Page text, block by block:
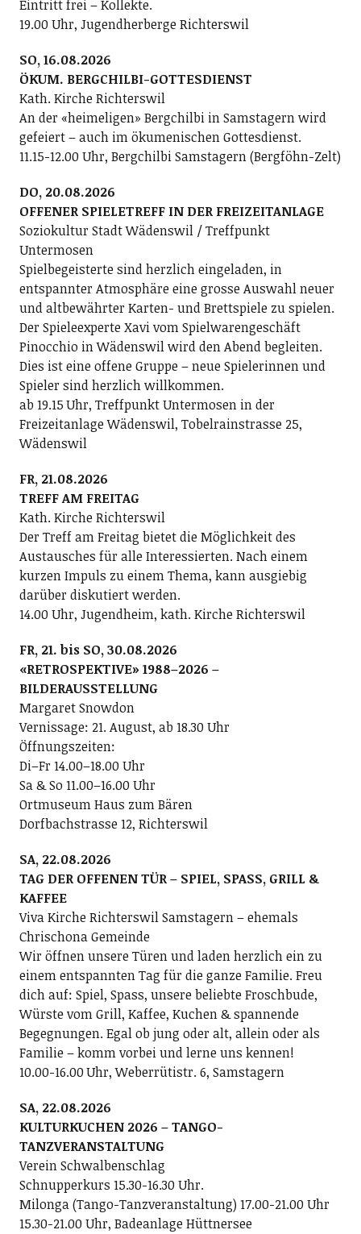
Eintritt frei – Kollekte.
19.00 Uhr, Jugendherberge Richterswil
SO, 16.08.2026
ÖKUM. BERGCHILBI-GOTTESDIENST
Kath. Kirche Richterswil
An der «heimeligen» Bergchilbi in Samstagern wird
gefeiert – auch im ökumenischen Gottesdienst.
11.15-12.00 Uhr, Bergchilbi Samstagern (Bergföhn-Zelt)
DO, 20.08.2026
OFFENER SPIELETREFF IN DER FREIZEITANLAGE
Soziokultur Stadt Wädenswil / Treffpunkt
Untermosen
Spielbegeisterte sind herzlich eingeladen, in
entspannter Atmosphäre eine grosse Auswahl neuer
und altbewährter Karten- und Brettspiele zu spielen.
Der Spieleexperte Xavi vom Spielwarengeschäft
Pinocchio in Wädenswil wird den Abend begleiten.
Dies ist eine offene Gruppe – neue Spielerinnen und
Spieler sind herzlich willkommen.
ab 19.15 Uhr, Treffpunkt Untermosen in der
Freizeitanlage Wädenswil, Tobelrainstrasse 25,
Wädenswil
FR, 21.08.2026
TREFF AM FREITAG
Kath. Kirche Richterswil
Der Treff am Freitag bietet die Möglichkeit des
Austausches für alle Interessierten. Nach einem
kurzen Impuls zu einem Thema, kann ausgiebig
darüber diskutiert werden.
14.00 Uhr, Jugendheim, kath. Kirche Richterswil
FR, 21. bis SO, 30.08.2026
«RETROSPEKTIVE» 1988–2026 –
BILDERAUSSTELLUNG
Margaret Snowdon
Vernissage: 21. August, ab 18.30 Uhr
Öffnungszeiten:
Di–Fr 14.00–18.00 Uhr
Sa & So 11.00–16.00 Uhr
Ortmuseum Haus zum Bären
Dorfbachstrasse 12, Richterswil
SA, 22.08.2026
TAG DER OFFENEN TÜR – SPIEL, SPASS, GRILL &
KAFFEE
Viva Kirche Richterswil Samstagern – ehemals
Chrischona Gemeinde
Wir öffnen unsere Türen und laden herzlich ein zu
einem entspannten Tag für die ganze Familie. Freu
dich auf: Spiel, Spass, unsere beliebte Froschbude,
Würste vom Grill, Kaffee, Kuchen & spannende
Begegnungen. Egal ob jung oder alt, allein oder als
Familie – komm vorbei und lerne uns kennen!
10.00-16.00 Uhr, Weberrütistr. 6, Samstagern
SA, 22.08.2026
KULTURKUCHEN 2026 – TANGO-
TANZVERANSTALTUNG
Verein Schwalbenschlag
Schnupperkurs 15.30-16.30 Uhr.
Milonga (Tango-Tanzveranstaltung) 17.00-21.00 Uhr
15.30-21.00 Uhr, Badeanlage Hüttnersee